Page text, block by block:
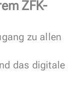
ZFK-
zu allen
das digitale